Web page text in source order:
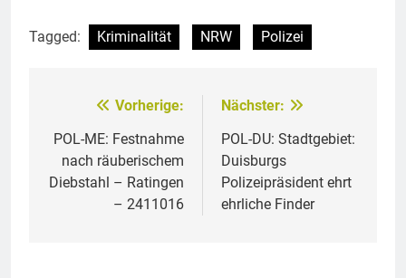
Tagged: Kriminalität NRW Polizei
Beitragsnavigation
Vorherige:
POL-ME: Festnahme
nach räuberischem
Diebstahl – Ratingen
– 2411016
Nächster:
POL-DU: Stadtgebiet:
Duisburgs
Polizeipräsident ehrt
ehrliche Finder